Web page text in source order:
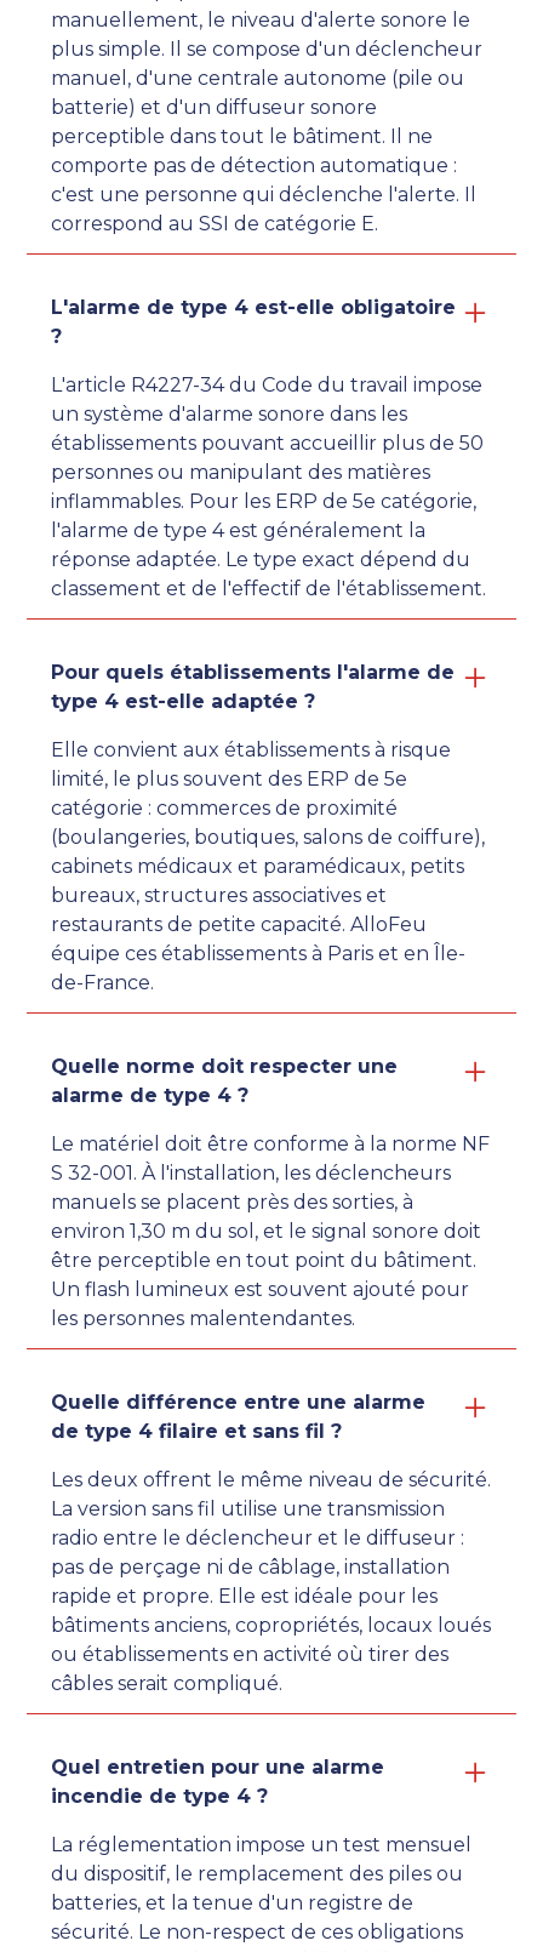
manuellement, le niveau d'alerte sonore le
plus simple. Il se compose d'un déclencheur
manuel, d'une centrale autonome (pile ou
batterie) et d'un diffuseur sonore
perceptible dans tout le bâtiment. Il ne
comporte pas de détection automatique :
c'est une personne qui déclenche l'alerte. Il
correspond au SSI de catégorie E.
L'alarme de type 4 est-elle obligatoire
?
L'article R4227-34 du Code du travail impose
un système d'alarme sonore dans les
établissements pouvant accueillir plus de 50
personnes ou manipulant des matières
inflammables. Pour les ERP de 5e catégorie,
l'alarme de type 4 est généralement la
réponse adaptée. Le type exact dépend du
classement et de l'effectif de l'établissement.
Pour quels établissements l'alarme de
type 4 est-elle adaptée ?
Elle convient aux établissements à risque
limité, le plus souvent des ERP de 5e
catégorie : commerces de proximité
(boulangeries, boutiques, salons de coiffure),
cabinets médicaux et paramédicaux, petits
bureaux, structures associatives et
restaurants de petite capacité. AlloFeu
équipe ces établissements à Paris et en Île-
de-France.
Quelle norme doit respecter une
alarme de type 4 ?
Le matériel doit être conforme à la norme NF
S 32-001. À l'installation, les déclencheurs
manuels se placent près des sorties, à
environ 1,30 m du sol, et le signal sonore doit
être perceptible en tout point du bâtiment.
Un flash lumineux est souvent ajouté pour
les personnes malentendantes.
Quelle différence entre une alarme
de type 4 filaire et sans fil ?
Les deux offrent le même niveau de sécurité.
La version sans fil utilise une transmission
radio entre le déclencheur et le diffuseur :
pas de perçage ni de câblage, installation
rapide et propre. Elle est idéale pour les
bâtiments anciens, copropriétés, locaux loués
ou établissements en activité où tirer des
câbles serait compliqué.
Quel entretien pour une alarme
incendie de type 4 ?
La réglementation impose un test mensuel
du dispositif, le remplacement des piles ou
batteries, et la tenue d'un registre de
sécurité. Le non-respect de ces obligations